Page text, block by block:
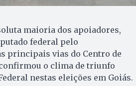
maioria dos apoiadores,
federal pelo
principais vias do Centro de
o clima de triunfo
nestas eleições em Goiás.